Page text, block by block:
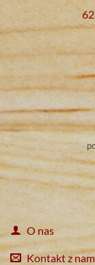
O nas
Kontakt z